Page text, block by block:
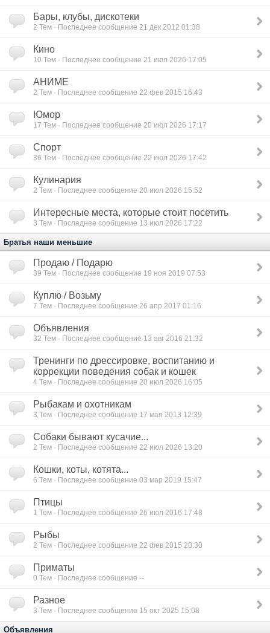
Бары, клубы, дискотеки
2 Тем · Последнее сообщение 21 дек 2012 01:38
Кино
10 Тем · Последнее сообщение 21 июл 2026 17:05
АНИМЕ
2 Тем · Последнее сообщение 22 фев 2015 16:43
Юмор
17 Тем · Последнее сообщение 20 июл 2026 17:17
Спорт
36 Тем · Последнее сообщение 22 июл 2026 17:42
Кулинария
2 Тем · Последнее сообщение 20 июл 2026 15:52
Интересные места, которые стоит посетить
3 Тем · Последнее сообщение 13 июл 2026 17:22
Братья наши меньшие
Продаю / Подарю
39 Тем · Последнее сообщение 19 ноя 2019 07:53
Куплю / Возьму
7 Тем · Последнее сообщение 26 апр 2017 01:16
Объявления
32 Тем · Последнее сообщение 13 авг 2016 21:32
Тренинги по дрессировке, воспитанию и
коррекции поведения собак и кошек
4 Тем · Последнее сообщение 20 июл 2026 16:05
Рыбакам и охотникам
3 Тем · Последнее сообщение 17 мая 2013 12:39
Собаки бывают кусачие...
2 Тем · Последнее сообщение 22 июл 2026 13:20
Кошки, коты, котята...
6 Тем · Последнее сообщение 03 мар 2019 15:47
Птицы
1 Тем · Последнее сообщение 26 июл 2016 17:48
Рыбы
2 Тем · Последнее сообщение 22 фев 2015 20:30
Приматы
0 Тем · Последнее сообщение --
Разное
3 Тем · Последнее сообщение 15 окт 2025 15:08
Объявления